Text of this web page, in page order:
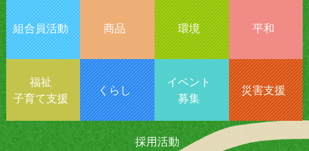
組合員活動 商品 環境 平和
福祉
子育て支援
くらし
イベント
募集
災害支援
採用活動